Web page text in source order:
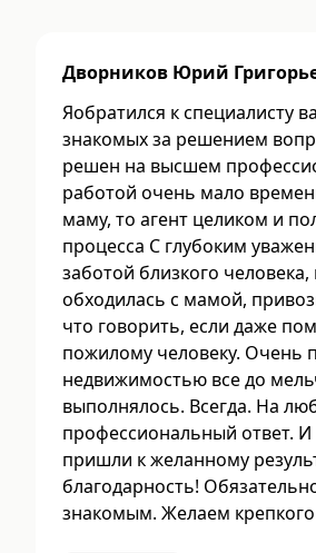
Дворников Юрий
Яобратился к специалисту
знакомых за решением
решен на высшем
работой очень мало
маму, то агент целиком и
процесса С глубоким
заботой близкого
обходилась с мамой,
что говорить, если даже
пожилому человеку. Очень
недвижимостью все до
выполнялось. Всегда. На
профессиональный ответ.
пришли к желанному
благодарность!
знакомым. Желаем